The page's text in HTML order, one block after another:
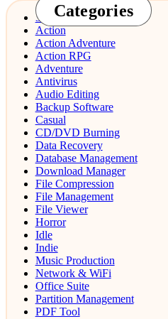
Categories
3D Design
Action
Action Adventure
Action RPG
Adventure
Antivirus
Audio Editing
Backup Software
Casual
CD/DVD Burning
Data Recovery
Database Management
Download Manager
File Compression
File Management
File Viewer
Horror
Idle
Indie
Music Production
Network & WiFi
Office Suite
Partition Management
PDF Tool